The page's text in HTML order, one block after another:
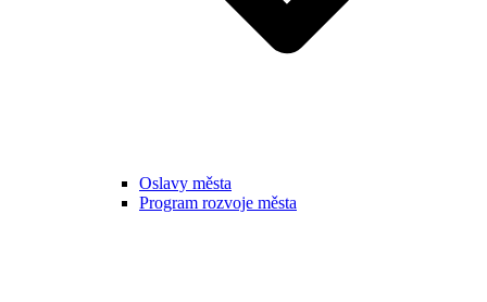
Oslavy města
Program rozvoje města